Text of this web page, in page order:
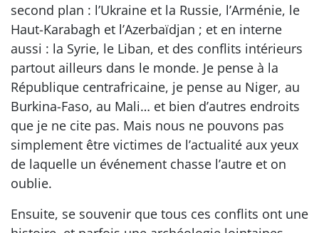
second plan : l’Ukraine et la Russie, l’Arménie, le
Haut-Karabagh et l’Azerbaïdjan ; et en interne
aussi : la Syrie, le Liban, et des conflits intérieurs
partout ailleurs dans le monde. Je pense à la
République centrafricaine, je pense au Niger, au
Burkina-Faso, au Mali… et bien d’autres endroits
que je ne cite pas. Mais nous ne pouvons pas
simplement être victimes de l’actualité aux yeux
de laquelle un événement chasse l’autre et on
oublie.
Ensuite, se souvenir que tous ces conflits ont une